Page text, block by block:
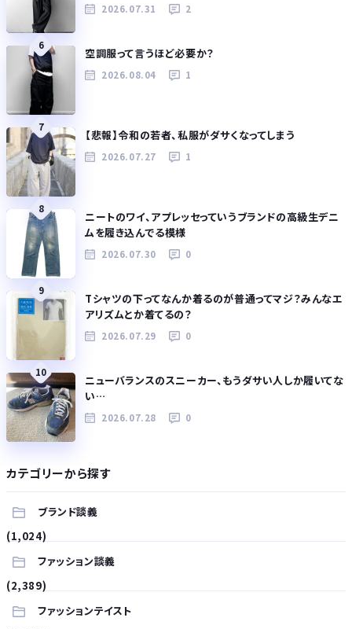
2026.07.31 2
6
空調服って言うほど必要か？
2026.08.04 1
7
【悲報】令和の若者、私服がダサくなってしまう
2026.07.27 1
8
ニートのワイ、アプレッセっていうブランドの高級生デニ
ムを履き込んでる模様
2026.07.30 0
9
Tシャツの下ってなんか着るのが普通ってマジ？みんなエ
アリズムとか着てるの？
2026.07.29 0
10
ニューバランスのスニーカー、もうダサい人しか履いてな
い…
2026.07.28 0
カテゴリーから探す
ブランド談義
(1,024)
ファッション談義
(2,389)
ファッションテイスト